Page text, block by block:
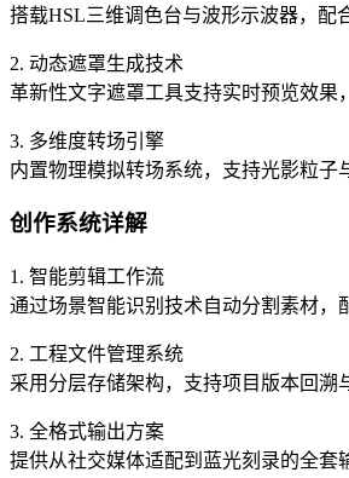
搭载HSL三维调色台与波形示波器，配
2. 动态遮罩生成技术
革新性文字遮罩工具支持实时预览效果
3. 多维度转场引擎
内置物理模拟转场系统，支持光影粒子
创作系统详解
1. 智能剪辑工作流
通过场景智能识别技术自动分割素材，
2. 工程文件管理系统
采用分层存储架构，支持项目版本回溯
3. 全格式输出方案
提供从社交媒体适配到蓝光刻录的全套